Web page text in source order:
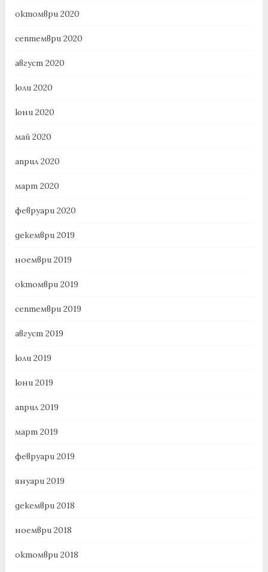
октомври 2020
септември 2020
август 2020
юли 2020
юни 2020
май 2020
април 2020
март 2020
февруари 2020
декември 2019
ноември 2019
октомври 2019
септември 2019
август 2019
юли 2019
юни 2019
април 2019
март 2019
февруари 2019
януари 2019
декември 2018
ноември 2018
октомври 2018